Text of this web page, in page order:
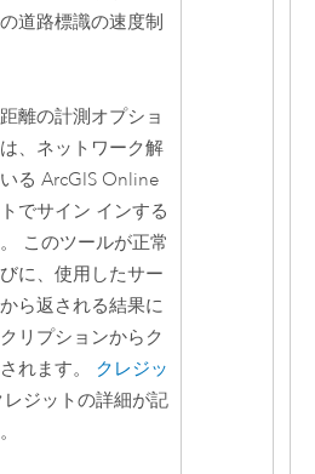
道路標識の速度制
離の計測オプショ
、ネットワーク解
る ArcGIS Online
でサイン インする
このツールが正常
に、使用したサー
ら返される結果に
リプションからク
れます。 クレジッ
レジットの詳細が記